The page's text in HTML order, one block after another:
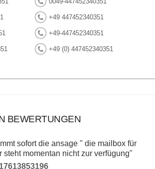
+49 447452340351
+49-447452340351
+49 (0) 447452340351
BEWERTUNGEN
steht momentan nicht zur verfügung"